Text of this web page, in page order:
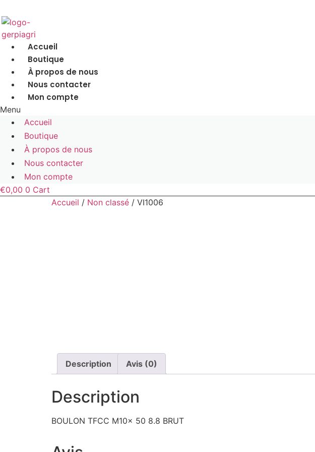
Accueil
Boutique
À propos de nous
Nous contacter
Mon compte
Menu
Accueil
Boutique
À propos de nous
Nous contacter
Mon compte
€0,00 0 Cart
Accueil / Non classé / VI1006
Description Avis (0)
Description
BOULON TFCC M10x 50 8.8 BRUT